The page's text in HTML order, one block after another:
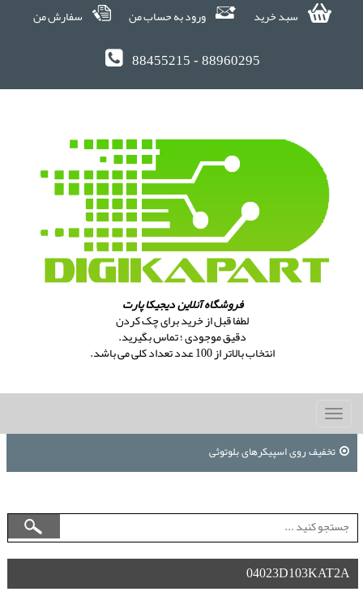
سبد خرید ورود به حساب من سفارش من
88455215 - 88960295
فروشگاه آنلاین دیجیکا پارت
لطفا قبل از خرید برای چک کردن
دقیق موجودی ؛ تماس بگیرید.
انتخاب بالاتر از 100 عدد تعداد کلی می باشد.
Toggle
navigation
تخفیف روی اسپیکرهای بلوتوثی
04023D103KAT2A